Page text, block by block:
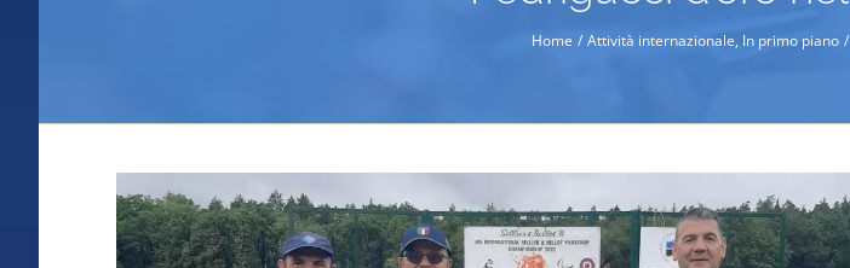
Home Attività internazionale In primo piano
Ingrandisci
immagine